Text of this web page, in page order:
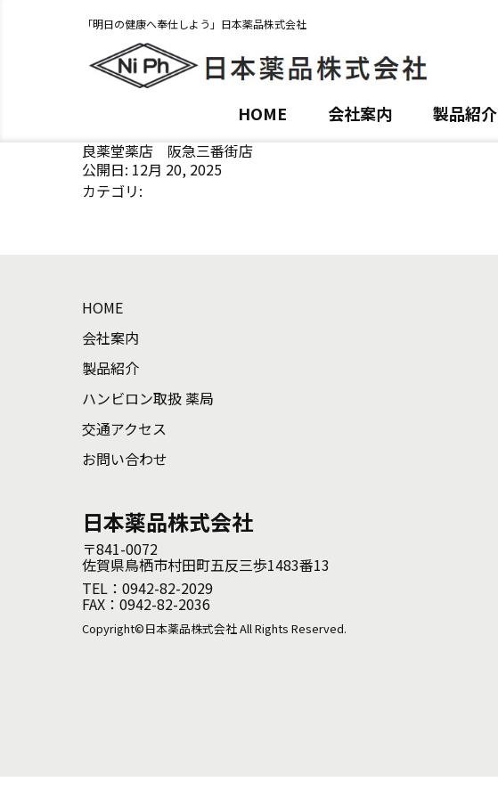
「明日の健康へ奉仕しよう」日本薬品株式会社
HOME
会社案内 製品紹介
良薬堂薬店 阪急三番街店
公開日: 12月 20, 2025
カテゴリ:
HOME
会社案内
製品紹介
ハンビロン取扱 薬局
交通アクセス
お問い合わせ
日本薬品株式会社
〒841-0072
佐賀県鳥栖市村田町五反三歩1483番13
TEL：0942-82-2029
FAX：0942-82-2036
Copyright©日本薬品株式会社 All Rights Reserved.